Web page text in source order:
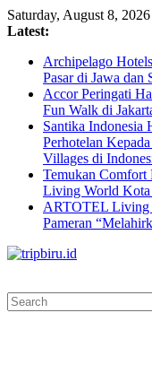
Skip
to
Saturday, August 8, 2026
Latest:
Archipelago
Pasar di Jawa dan
Accor Peringati
Fun Walk di
Santika Indonesia
Perhotelan
Villages di
Temukan
Living World Kota
ARTOTEL Living
Pameran